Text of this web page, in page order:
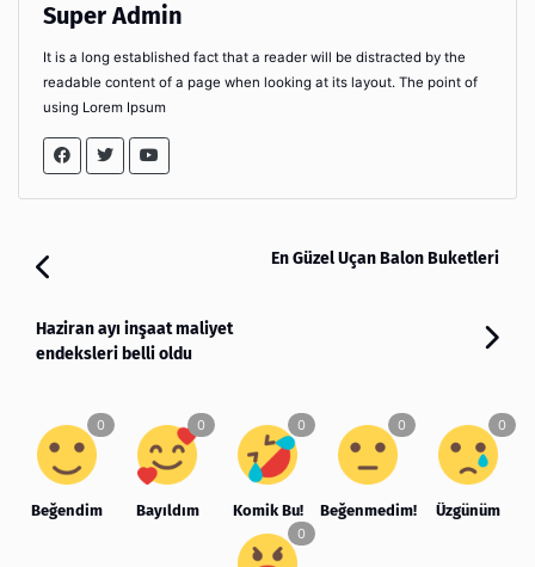
Super Admin
It is a long established fact that a reader will be distracted by the
readable content of a page when looking at its layout. The point of
using Lorem Ipsum
En Güzel Uçan Balon Buketleri
Haziran ayı inşaat maliyet
endeksleri belli oldu
Beğendim Bayıldım Komik Bu! Beğenmedim! Üzgünüm